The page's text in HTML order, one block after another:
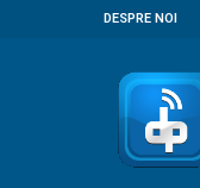
DESPRE NOI